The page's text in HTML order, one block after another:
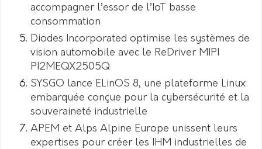
accompagner l’essor de l’IoT basse
consommation
Diodes Incorporated optimise les systèmes de
vision automobile avec le ReDriver MIPI
PI2MEQX2505Q
SYSGO lance ELinOS 8, une plateforme Linux
embarquée conçue pour la cybersécurité et la
souveraineté industrielle
APEM et Alps Alpine Europe unissent leurs
expertises pour créer les IHM industrielles de